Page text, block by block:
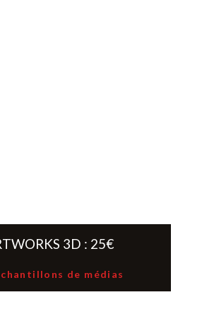
3D : 25€
de médias